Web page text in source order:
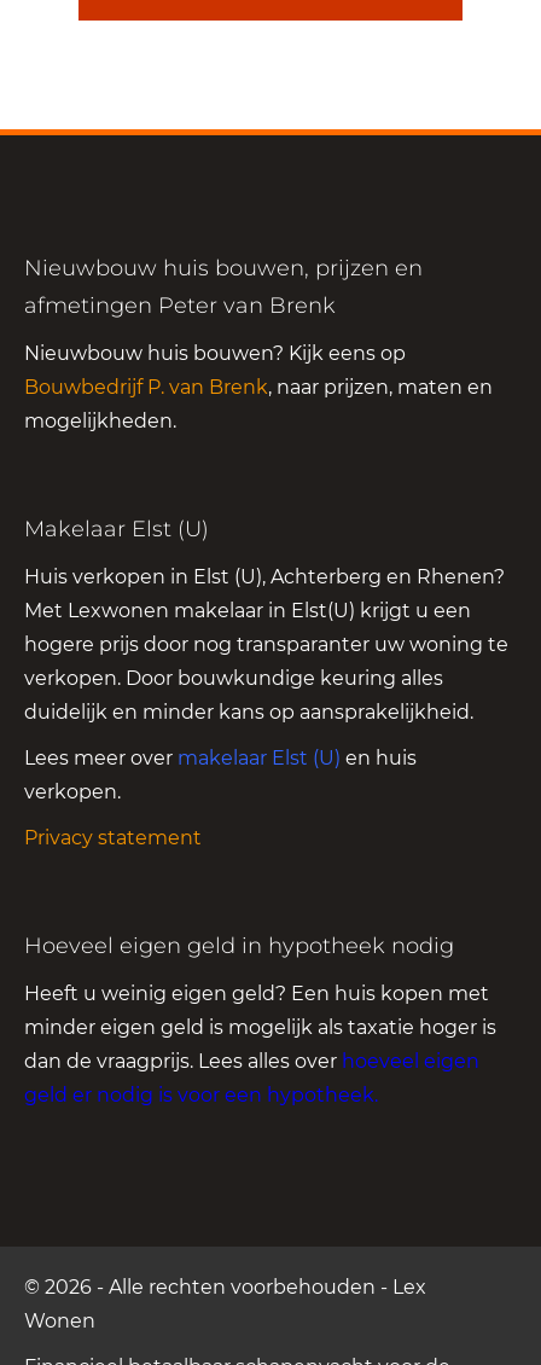
Nieuwbouw huis bouwen, prijzen en
afmetingen Peter van Brenk
Nieuwbouw huis bouwen? Kijk eens op
Bouwbedrijf P. van Brenk, naar prijzen, maten en
mogelijkheden.
Makelaar Elst (U)
Huis verkopen in Elst (U), Achterberg en Rhenen?
Met Lexwonen makelaar in Elst(U) krijgt u een
hogere prijs door nog transparanter uw woning te
verkopen. Door bouwkundige keuring alles
duidelijk en minder kans op aansprakelijkheid.
Lees meer over makelaar Elst (U) en huis
verkopen.
Privacy statement
Hoeveel eigen geld in hypotheek nodig
Heeft u weinig eigen geld? Een huis kopen met
minder eigen geld is mogelijk als taxatie hoger is
dan de vraagprijs. Lees alles over hoeveel eigen
geld er nodig is voor een hypotheek.
© 2026 - Alle rechten voorbehouden - Lex
Wonen